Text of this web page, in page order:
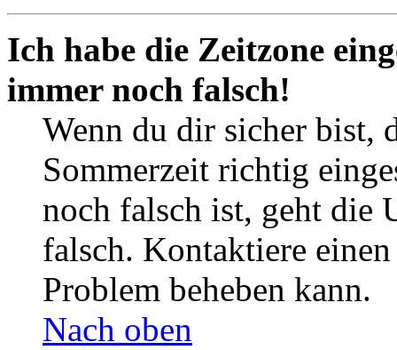
Ich habe die Zeitzone
immer noch falsch!
Wenn du dir sicher bist,
Sommerzeit richtig
noch falsch ist, geht die
falsch. Kontaktiere
Problem beheben kann.
Nach oben